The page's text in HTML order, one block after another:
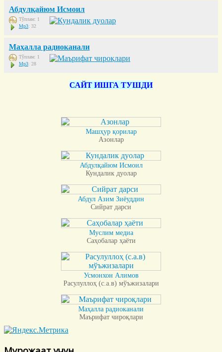
Абдулқайюм Исмоил
Тўплам: 1
Mp3: 32
Маҳалла радиоканали
Тўплам: 1
Mp3: 28
САЙТ ИШГА ТУШДИ
Машҳур қорилар
Азонлар
Абдулқайюм Исмоил
Кундалик дуолар
Абдул Азим Зиёуддин
Сийрат дарси
Муслим медиа
Саҳобалар ҳаёти
Усмонхон Алимов
Расулуллоҳ (с.а.в) мўъжизалари
Маҳалла радиоканали
Маърифат чироқлари